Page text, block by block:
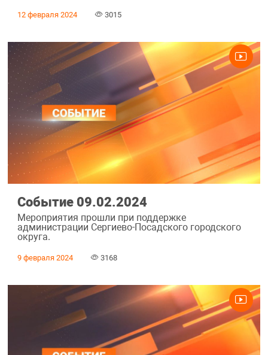
12 февраля 2024 3015
Событие 09.02.2024
Мероприятия прошли при поддержке
администрации Сергиево-Посадского городского
округа.
9 февраля 2024 3168